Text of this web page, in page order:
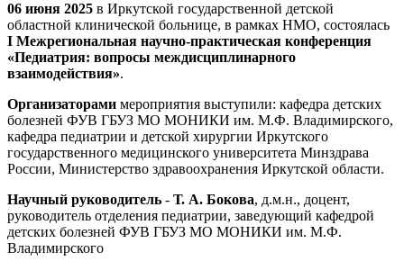
06 июня 2025 в Иркутской государственной детской
областной клинической больнице, в рамках НМО, состоялась
I Межрегиональная научно-практическая конференция
«Педиатрия: вопросы междисциплинарного
взаимодействия».
Организаторами мероприятия выступили: кафедра детских
болезней ФУВ ГБУЗ МО МОНИКИ им. М.Ф. Владимирского,
кафедра педиатрии и детской хирургии Иркутского
государственного медицинского университета Минздрава
России, Министерство здравоохранения Иркутской области.
Научный руководитель - Т. А. Бокова, д.м.н., доцент,
руководитель отделения педиатрии, заведующий кафедрой
детских болезней ФУВ ГБУЗ МО МОНИКИ им. М.Ф.
Владимирского